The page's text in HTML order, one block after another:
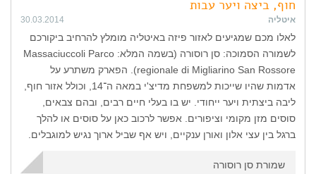
חוף, ביצה ויער עבות
איטליה 30.03.2014
לאלו מכם שמגיעים לאזור פיזה באיטליה מומלץ להרחיב ביקורכם
לשמורה הסמוכה: סן רוסורה (בשמה המלא: Massaciuccoli Parco
regionale di Migliarino San Rossore). הפארק משתרע על
אדמות שהיו שייכות למשפחת מדיצ'י במאה ה־14, וכולל אזור חוף,
ליבה ביצתית ויער ייחודי. יש בו בעלי חיים רבים, ובהם צבאים,
סוסים מזן מקומי וציפורים. אפשר לרכוב כאן על סוסים או להלך
ברגל בין עצי אלון ואורן ענקיים, ויש אף שביל ארוך נגיש למוגבלים.
שמורת סן רוסורה